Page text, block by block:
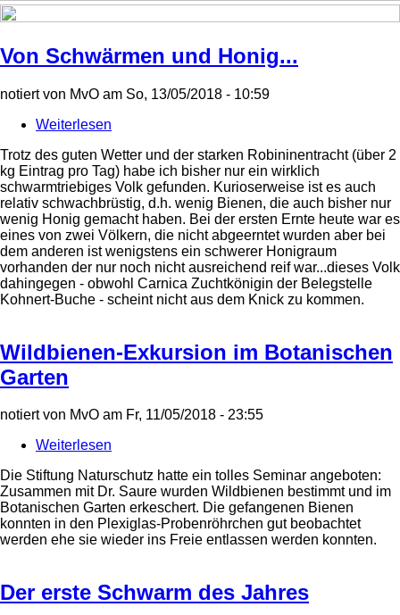
Von Schwärmen und Honig...
notiert von MvO am So, 13/05/2018 - 10:59
Weiterlesen
Schwärmen
und
Honig...
Trotz des guten Wetter und der starken Robininentracht (über 2
kg Eintrag pro Tag) habe ich bisher nur ein wirklich
schwarmtriebiges Volk gefunden. Kurioserweise ist es auch
relativ schwachbrüstig, d.h. wenig Bienen, die auch bisher nur
wenig Honig gemacht haben. Bei der ersten Ernte heute war es
eines von zwei Völkern, die nicht abgeerntet wurden aber bei
dem anderen ist wenigstens ein schwerer Honigraum
vorhanden der nur noch nicht ausreichend reif war...dieses Volk
dahingegen - obwohl Carnica Zuchtkönigin der Belegstelle
Kohnert-Buche - scheint nicht aus dem Knick zu kommen.
Wildbienen-Exkursion im Botanischen
Garten
notiert von MvO am Fr, 11/05/2018 - 23:55
Weiterlesen
Exkursion
im
Botanischen
Garten
Die Stiftung Naturschutz hatte ein tolles Seminar angeboten:
Zusammen mit Dr. Saure wurden Wildbienen bestimmt und im
Botanischen Garten erkeschert. Die gefangenen Bienen
konnten in den Plexiglas-Probenröhrchen gut beobachtet
werden ehe sie wieder ins Freie entlassen werden konnten.
Der erste Schwarm des Jahres